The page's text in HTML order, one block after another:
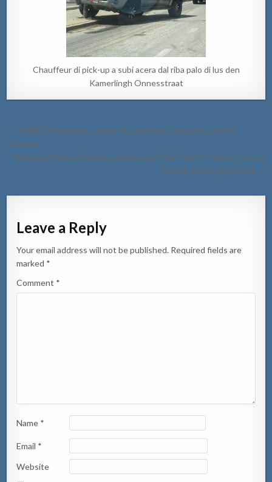
Chauffeur di pick-up a subi acera dal riba palo di lus den
Kamerlingh Onnesstraat
Post
navigation
← [VIDEO] Auto a dal peaton riba zebrapad pabao di rotonde
Cumana
Dama chauffeur di edad coriendo cu un Kia Picanto a perde control
dal riba heavy equipment →
Leave a Reply
Your email address will not be published. Required fields are
marked *
Comment *
Name *
Email *
Website